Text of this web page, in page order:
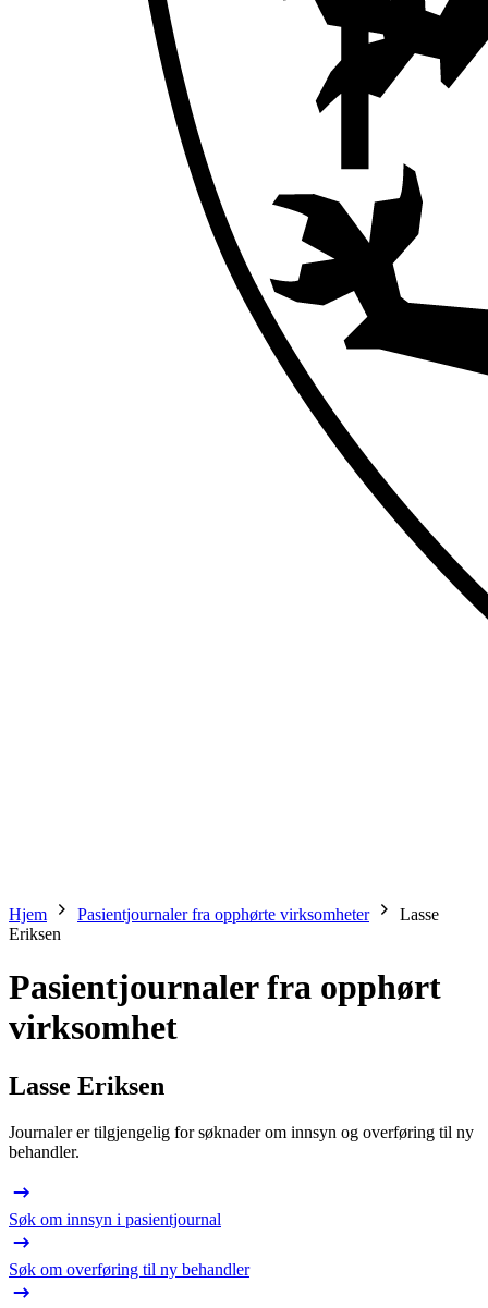
Hjem Pasientjournaler fra opphørte virksomheter
Lasse
Eriksen
Pasientjournaler fra opphørt
virksomhet
Lasse Eriksen
Journaler er tilgjengelig for søknader om innsyn og overføring til ny
behandler.
Søk om innsyn i pasientjournal
Søk om overføring til ny behandler